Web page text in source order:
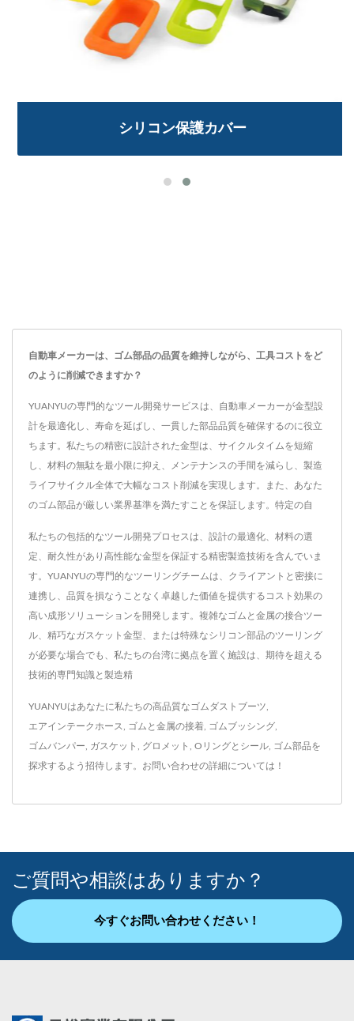
シリコン保護カバー
自動車メーカーは、ゴム部品の品質を維持しながら、工具コストをど
のように削減できますか？
YUANYUの専門的なツール開発サービスは、自動車メーカーが金型設
計を最適化し、寿命を延ばし、一貫した部品品質を確保するのに役立
ちます。私たちの精密に設計された金型は、サイクルタイムを短縮
し、材料の無駄を最小限に抑え、メンテナンスの手間を減らし、製造
ライフサイクル全体で大幅なコスト削減を実現します。また、あなた
のゴム部品が厳しい業界基準を満たすことを保証します。特定の自
私たちの包括的なツール開発プロセスは、設計の最適化、材料の選
定、耐久性があり高性能な金型を保証する精密製造技術を含んでいま
す。YUANYUの専門的なツーリングチームは、クライアントと密接に
連携し、品質を損なうことなく卓越した価値を提供するコスト効果の
高い成形ソリューションを開発します。複雑なゴムと金属の接合ツー
ル、精巧なガスケット金型、または特殊なシリコン部品のツーリング
が必要な場合でも、私たちの台湾に拠点を置く施設は、期待を超える
技術的専門知識と製造精
YUANYUはあなたに私たちの高品質なゴムダストブーツ
エアインテークホース ゴムと金属の接着 ゴムブッシング
ゴムバンパー ガスケット グロメット Oリングとシール ゴム部品を
探求するよう招待します。 お問い合わせの詳細については！
ご質問や相談はありますか？
今すぐお問い合わせください！